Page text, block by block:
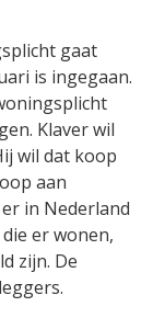
gaat
is ingegaan.
Klaver wil
wil dat koop
aan
in Nederland
er wonen,
zijn. De